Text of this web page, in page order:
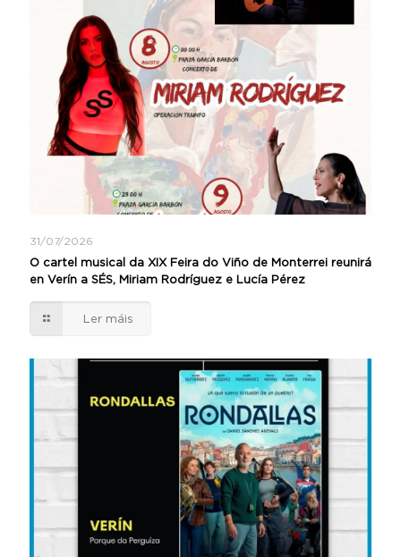
31/07/2026
O cartel musical da XIX Feira do Viño de Monterrei reunirá
en Verín a SÉS, Miriam Rodríguez e Lucía Pérez
Ler máis